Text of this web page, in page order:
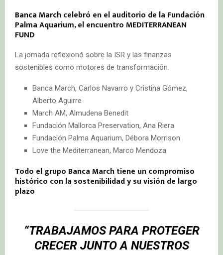
Banca Marchcelebró en el auditorio de la Fundación
Palma Aquarium, el encuentro MEDITERRANEAN
FUND
La jornada reflexionó sobre la ISR y las finanzas
sostenibles como motores de transformación.
Banca March, Carlos Navarro y Cristina Gómez,
Alberto Aguirre
March AM, Almudena Benedit
Fundación Mallorca Preservation, Ana Riera
Fundación Palma Aquarium, Débora Morrison
Love the Mediterranean, Marco Mendoza
Todo el grupo Banca March tiene un compromiso
histórico con la sostenibilidad y su visión de largo
plazo
“TRABAJAMOS PARA PROTEGER
CRECER JUNTO A NUESTROS